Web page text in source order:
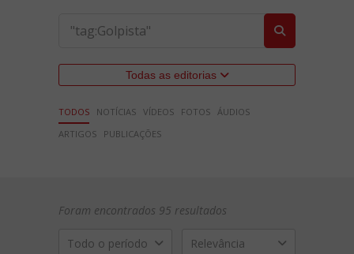
Todas as editorias
TODOS NOTÍCIAS VÍDEOS FOTOS ÁUDIOS
ARTIGOS
PUBLICAÇÕES
Foram encontrados 95 resultados
Todo o período Relevância